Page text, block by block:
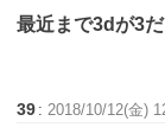
最近まで3dが3
39 : 2018/10/12(金)